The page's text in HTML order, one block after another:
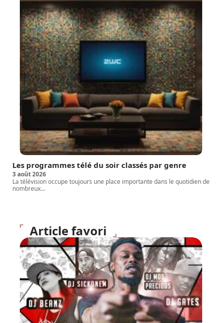
Les programmes télé du soir classés par genre
3 août 2026
La télévision occupe toujours une place importante dans le quotidien de
nombreux…
Article favori